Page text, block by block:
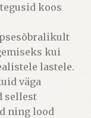
koos
kui
lastele.
väga
sellest
ning lood